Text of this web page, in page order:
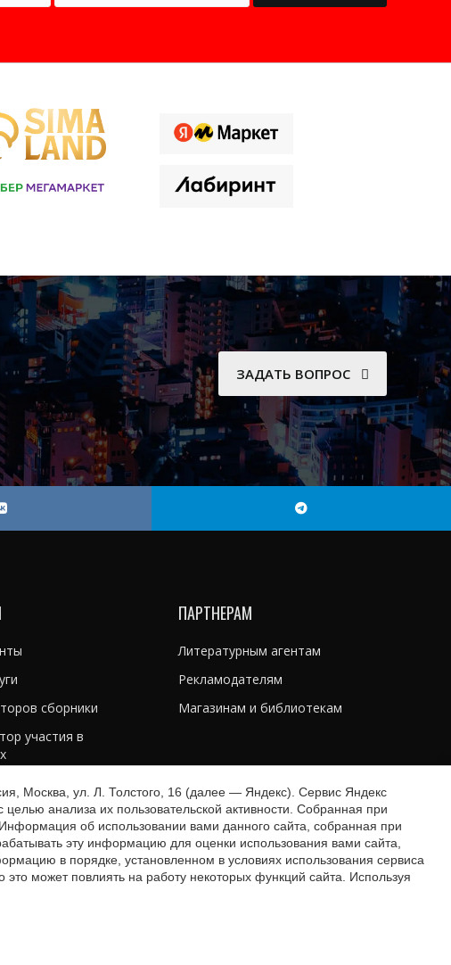
ЗАДАТЬ ВОПРОС
сборники
участия в
издания книги
ПАРТНЕРАМ
Литературным агентам
Рекламодателям
Магазинам и библиотекам
Москва, ул. Л. Толстого, 16 (далее — Яндекс). Сервис Яндекс
анализа их пользовательской активности. Собранная при
об использовании вами данного сайта, собранная при
эту информацию для оценки использования вами сайта,
в порядке, установленном в условиях использования сервиса
может повлиять на работу некоторых функций сайта. Используя